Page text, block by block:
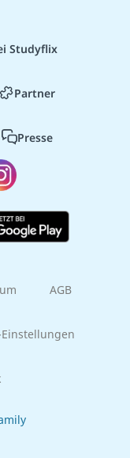
Studyflix
Partner
Presse
AGB